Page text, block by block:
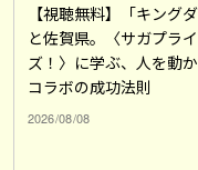
【視聴無料】「キングダ
と佐賀県。〈サガプライ
ズ！〉に学ぶ、人を動
コラボの成功法則
2026/08/08